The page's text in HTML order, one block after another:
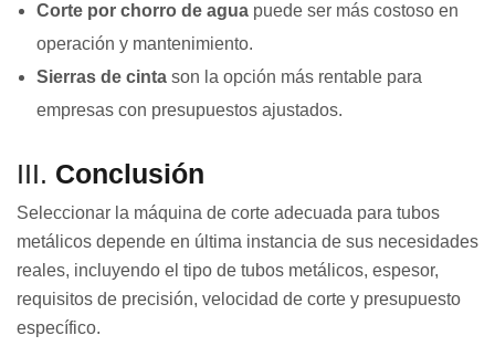
Corte por chorro de agua puede ser más costoso en
operación y mantenimiento.
Sierras de cinta son la opción más rentable para
empresas con presupuestos ajustados.
III. Conclusión
Seleccionar la máquina de corte adecuada para tubos
metálicos depende en última instancia de sus necesidades
reales, incluyendo el tipo de tubos metálicos, espesor,
requisitos de precisión, velocidad de corte y presupuesto
específico.